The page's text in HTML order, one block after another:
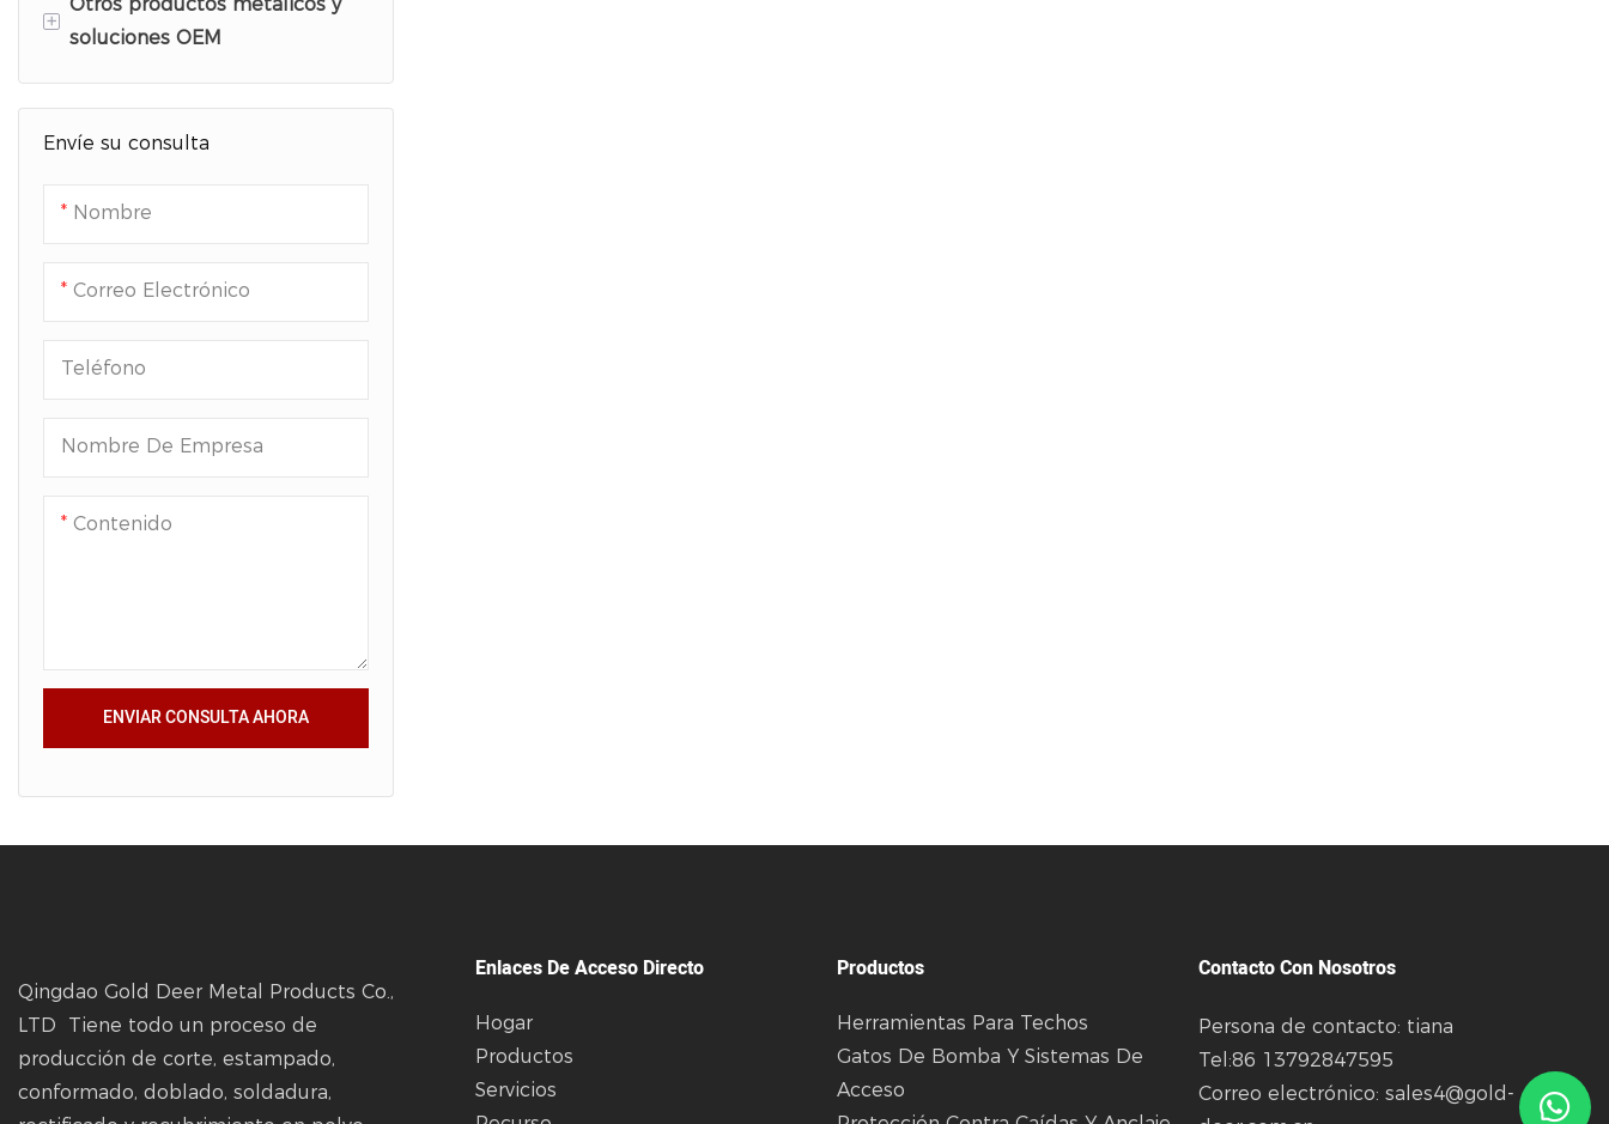
+
soluciones OEM
Accesorios para vehículos
herrajes para exhibiciones
Muebles de metal
medida
Envíe su consulta
Nombre
Correo Electrónico
Teléfono
Nombre De Empresa
Contenido
ENVIAR CONSULTA AHORA
Qingdao Gold Deer Metal Products Co.,
LTD Tiene todo un proceso de
producción de corte, estampado,
conformado, doblado, soldadura,
Enlaces De Acceso Directo
Hogar
Productos
Servicios
Productos
Herramientas Para Techos
Gatos De Bomba Y Sistemas De
Acceso
Contacto Con Nosotros
Persona de contacto: tiana
Tel:86 13792847595
Correo electrónico: sales4@gold-